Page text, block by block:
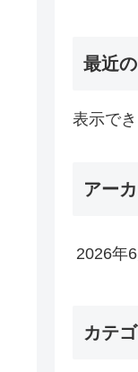
最近
表示で
アー
2026年6
カテ